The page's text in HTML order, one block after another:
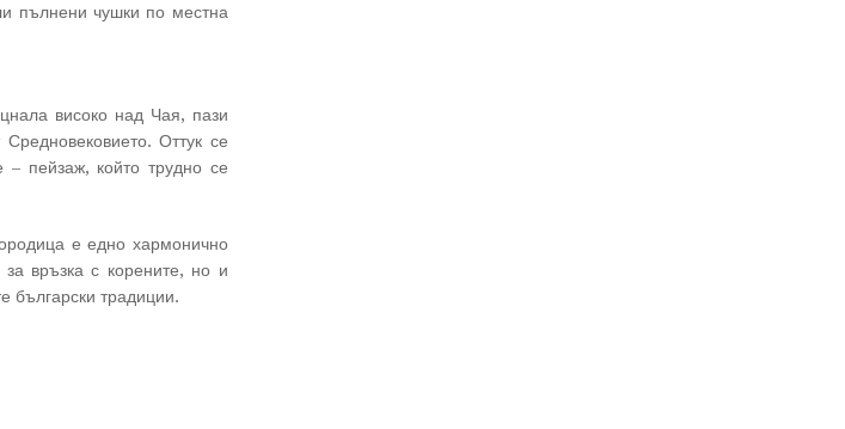
пълнени чушки по местна
високо над Чая, пази
Оттук се
– пейзаж, който трудно се
е едно хармонично
връзка с корените, но и
български традиции.